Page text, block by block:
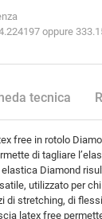
oppure
tecnica
free in rotolo
di tagliare
Diamond
utilizzato per
di stretching, di
latex free